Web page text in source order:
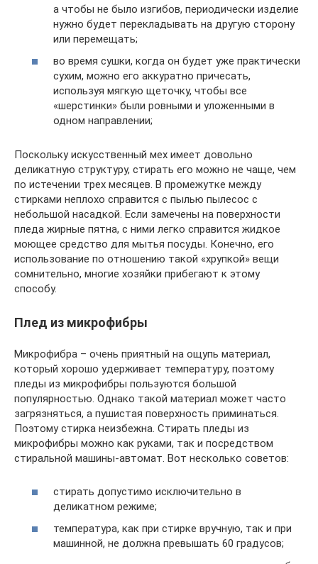
а чтобы не было изгибов, периодически изделие
нужно будет перекладывать на другую сторону
или перемещать;
во время сушки, когда он будет уже практически
сухим, можно его аккуратно причесать,
используя мягкую щеточку, чтобы все
«шерстинки» были ровными и уложенными в
одном направлении;
Поскольку искусственный мех имеет довольно
деликатную структуру, стирать его можно не чаще, чем
по истечении трех месяцев. В промежутке между
стирками неплохо справится с пылью пылесос с
небольшой насадкой. Если замечены на поверхности
пледа жирные пятна, с ними легко справится жидкое
моющее средство для мытья посуды. Конечно, его
использование по отношению такой «хрупкой» вещи
сомнительно, многие хозяйки прибегают к этому
способу.
Плед из микрофибры
Микрофибра – очень приятный на ощупь материал,
который хорошо удерживает температуру, поэтому
пледы из микрофибры пользуются большой
популярностью. Однако такой материал может часто
загрязняться, а пушистая поверхность приминаться.
Поэтому стирка неизбежна. Стирать пледы из
микрофибры можно как руками, так и посредством
стиральной машины-автомат. Вот несколько советов:
стирать допустимо исключительно в
деликатном режиме;
температура, как при стирке вручную, так и при
машинной, не должна превышать 60 градусов;